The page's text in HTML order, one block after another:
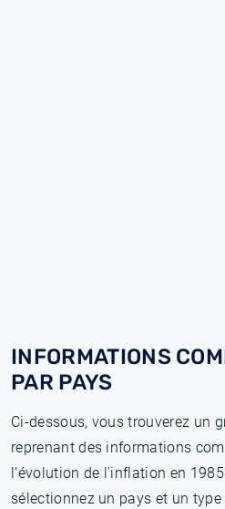
INFORMATIONS
PAR PAYS
Ci-dessous, vous trouverez un
reprenant des informations
l’évolution de l'inflation en
sélectionnez un pays et un